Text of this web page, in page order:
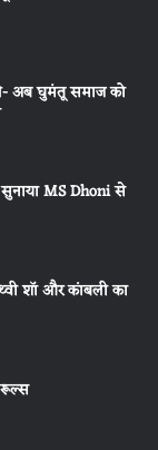
अब घुमंतू समाज को
MS Dhoni से
शॉ और कांबली का